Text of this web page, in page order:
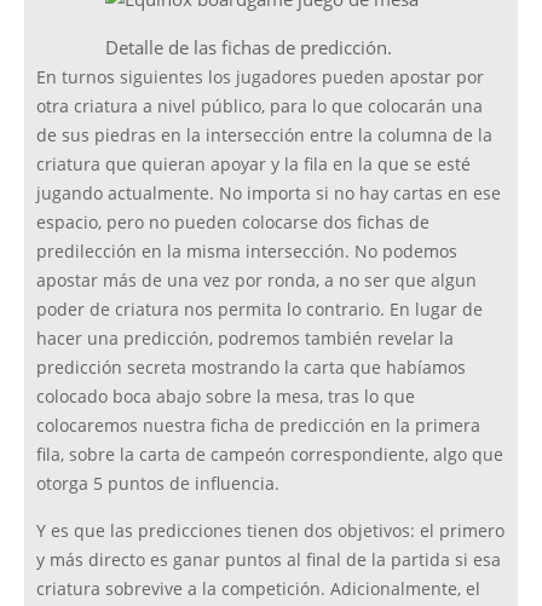
Detalle de las fichas de predicción.
En turnos siguientes los jugadores pueden apostar por
otra criatura a nivel público, para lo que colocarán una
de sus piedras en la intersección entre la columna de la
criatura que quieran apoyar y la fila en la que se esté
jugando actualmente. No importa si no hay cartas en ese
espacio, pero no pueden colocarse dos fichas de
predilección en la misma intersección. No podemos
apostar más de una vez por ronda, a no ser que algun
poder de criatura nos permita lo contrario. En lugar de
hacer una predicción, podremos también revelar la
predicción secreta mostrando la carta que habíamos
colocado boca abajo sobre la mesa, tras lo que
colocaremos nuestra ficha de predicción en la primera
fila, sobre la carta de campeón correspondiente, algo que
otorga 5 puntos de influencia.
Y es que las predicciones tienen dos objetivos: el primero
y más directo es ganar puntos al final de la partida si esa
criatura sobrevive a la competición. Adicionalmente, el